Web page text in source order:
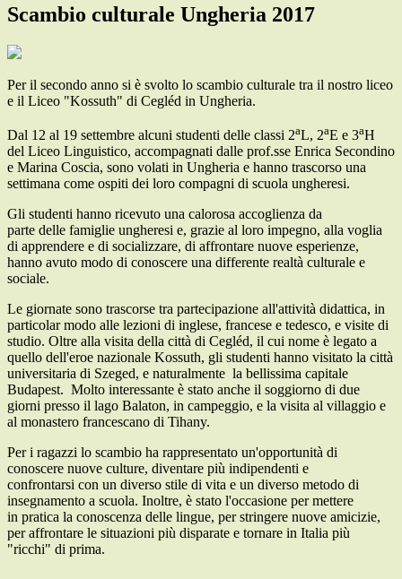
Scambio culturale Ungheria 2017
Per il secondo anno si è svolto lo scambio culturale tra il nostro liceo
e il Liceo "Kossuth" di Cegléd in Ungheria.
Dal 12 al 19 settembre alcuni studenti delle classi 2aL, 2aE e 3aH
del Liceo Linguistico, accompagnati dalle prof.sse Enrica Secondino
e Marina Coscia, sono volati in Ungheria e hanno trascorso una
settimana come ospiti dei loro compagni di scuola ungheresi.
Gli studenti hanno ricevuto una calorosa accoglienza da
parte delle famiglie ungheresi e, grazie al loro impegno, alla voglia
di apprendere e di socializzare, di affrontare nuove esperienze,
hanno avuto modo di conoscere una differente realtà culturale e
sociale.
Le giornate sono trascorse tra partecipazione all'attività didattica, in
particolar modo alle lezioni di inglese, francese e tedesco, e visite di
studio. Oltre alla visita della città di Cegléd, il cui nome è legato a
quello dell'eroe nazionale Kossuth, gli studenti hanno visitato la città
universitaria di Szeged, e naturalmente la bellissima capitale
Budapest. Molto interessante è stato anche il soggiorno di due
giorni presso il lago Balaton, in campeggio, e la visita al villaggio e
al monastero francescano di Tihany.
Per i ragazzi lo scambio ha rappresentato un'opportunità di
conoscere nuove culture, diventare più indipendenti e
confrontarsi con un diverso stile di vita e un diverso metodo di
insegnamento a scuola. Inoltre, è stato l'occasione per mettere
in pratica la conoscenza delle lingue, per stringere nuove amicizie,
per affrontare le situazioni più disparate e tornare in Italia più
"ricchi" di prima.